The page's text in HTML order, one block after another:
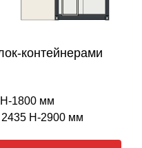
контейнерами
Н-1800 мм
2435 Н-2900 мм